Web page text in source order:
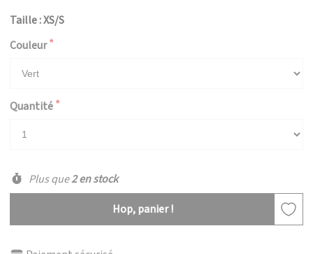
Taille : XS/S
Couleur
Quantité
Plus que2 en stock
Hop, panier !